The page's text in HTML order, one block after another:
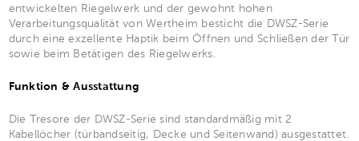
entwickelten Riegelwerk und der gewohnt hohen
Verarbeitungsqualität von Wertheim besticht die DWSZ-Serie
durch eine exzellente Haptik beim Öffnen und Schließen der Tür
sowie beim Betätigen des Riegelwerks.
Funktion & Ausstattung
Die Tresore der DWSZ-Serie sind standardmäßig mit 2
Kabellöcher (türbandseitig, Decke und Seitenwand) ausgestattet.